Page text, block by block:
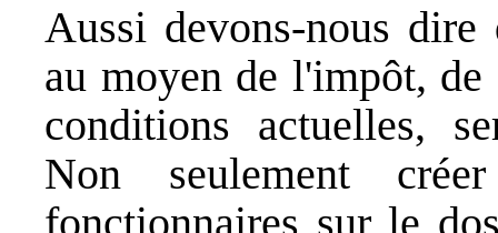
Aussi devons-nous
au moyen de l'impôt,
conditions actuelles,
Non seulement
fonctionnaires sur le